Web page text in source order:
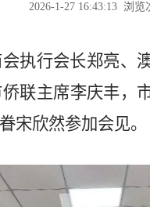
2026-1-27 16:43:13 浏览
执行会长郑亮、
联主席李庆丰，
宋欣然参加会见。